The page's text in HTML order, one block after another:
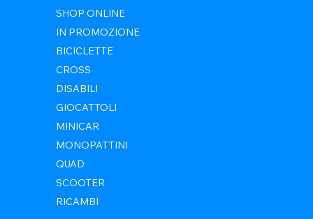
SHOP ONLINE
IN PROMOZIONE
BICICLETTE
CROSS
DISABILI
GIOCATTOLI
MINICAR
MONOPATTINI
QUAD
SCOOTER
RICAMBI